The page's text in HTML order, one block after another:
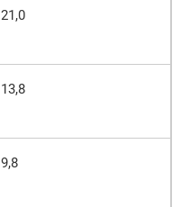
21,0
13,8
9,8